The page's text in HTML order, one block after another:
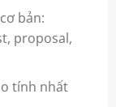
bản:
proposal,
tính nhất